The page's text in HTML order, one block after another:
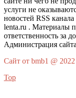
услуги не
новостей RSS
lenta.ru . Материалы
ответственность за
Администрация
Сайт от bmb1 @ 2022
Top